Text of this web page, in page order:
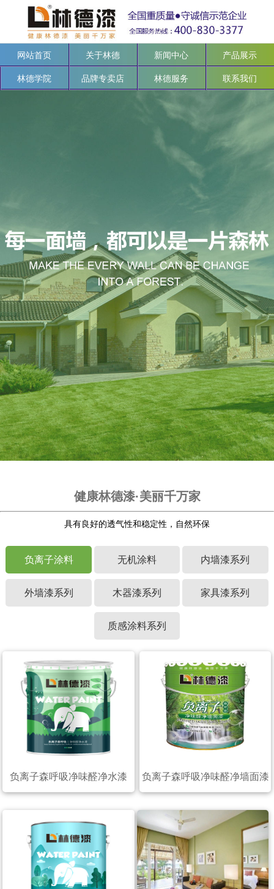
网站首页 关于林德 新闻中心 产品展示
林德学院 品牌专卖店 林德服务 联系我们
健康林德漆·美丽千万家
具有良好的透气性和稳定性，自然环保
负离子涂料 无机涂料 内墙漆系列
外墙漆系列 木器漆系列 家具漆系列
质感涂料系列
负离子森呼吸净味醛净水漆
（20公斤）
负离子森呼吸净味醛净墙面漆